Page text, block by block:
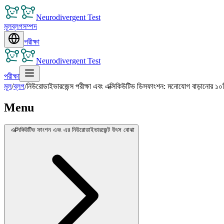
Neurodivergent Test
মূলব্লগসম্পদ
পরীক্ষা
Neurodivergent Test
পরীক্ষা
মূল/ব্লগ/নিউরোডাইভারজেন্স পরীক্ষা এবং এক্সিকিউটিভ ডিসফাংশন: মনোযোগ বাড়ানোর
Menu
এক্সিকিউটিভ ফাংশন এবং এর নিউরোডাইভারজেন্ট উৎস বোঝা